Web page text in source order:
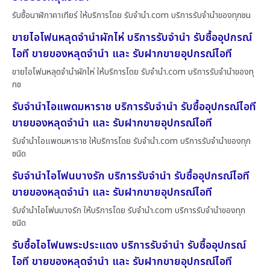
รับซื้อนาฬิกาคาเทียร์ ให้บริการโดย รับจํานํา.com บริการรับจำนำของทุกชน
ขายไอโฟนหลุดจำนำผักไห่ บริการรับจำนำ รับซื้ออุปกรณ์
ไอที ขายของหลุดจำนำ และ รับฝากขายอุปกรณ์ไอที
ขายไอโฟนหลุดจำนำผักไห่ ให้บริการโดย รับจํานํา.com บริการรับจำนำของทุ
กช
รับจำนำไอแพดมหาราช บริการรับจำนำ รับซื้ออุปกรณ์ไอที
ขายของหลุดจำนำ และ รับฝากขายอุปกรณ์ไอที
รับจำนำไอแพดมหาราช ให้บริการโดย รับจํานํา.com บริการรับจำนำของทุก
ชนิด
รับจำนำไอโฟนบางรัก บริการรับจำนำ รับซื้ออุปกรณ์ไอที
ขายของหลุดจำนำ และ รับฝากขายอุปกรณ์ไอที
รับจำนำไอโฟนบางรัก ให้บริการโดย รับจํานํา.com บริการรับจำนำของทุก
ชนิด
รับซื้อไอโฟนพระประแดง บริการรับจำนำ รับซื้ออุปกรณ์
ไอที ขายของหลุดจำนำ และ รับฝากขายอุปกรณ์ไอที